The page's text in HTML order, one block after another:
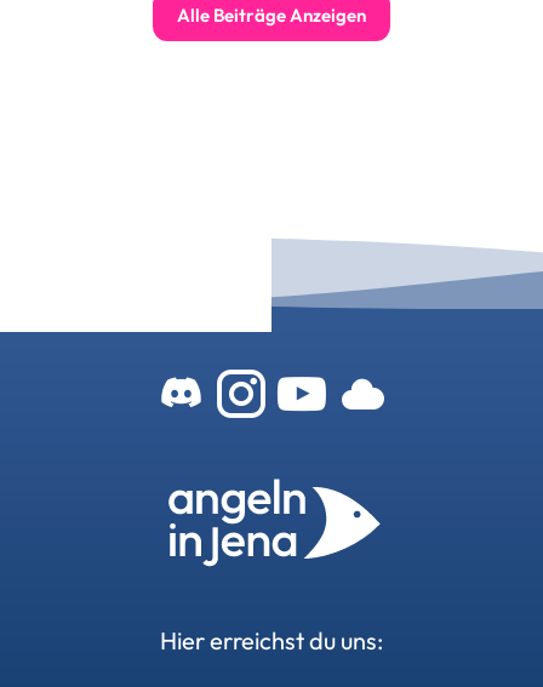
Alle Beiträge Anzeigen
Zum Angeln-
Zum
Zu
Hier erreichst du uns: